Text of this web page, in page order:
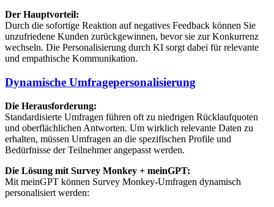
Der Hauptvorteil:
Durch die sofortige Reaktion auf negatives Feedback können Sie
unzufriedene Kunden zurückgewinnen, bevor sie zur Konkurrenz
wechseln. Die Personalisierung durch KI sorgt dabei für relevante
und empathische Kommunikation.
Dynamische Umfragepersonalisierung
Die Herausforderung:
Standardisierte Umfragen führen oft zu niedrigen Rücklaufquoten
und oberflächlichen Antworten. Um wirklich relevante Daten zu
erhalten, müssen Umfragen an die spezifischen Profile und
Bedürfnisse der Teilnehmer angepasst werden.
Die Lösung mit Survey Monkey + meinGPT:
Mit meinGPT können Survey Monkey-Umfragen dynamisch
personalisiert werden: